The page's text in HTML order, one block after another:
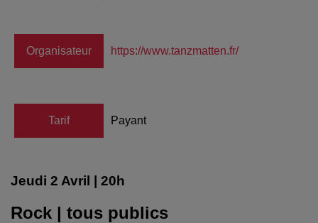
Organisateur https://www.tanzmatten.fr/
Tarif Payant
Jeudi 2 Avril | 20h
Rock | tous publics